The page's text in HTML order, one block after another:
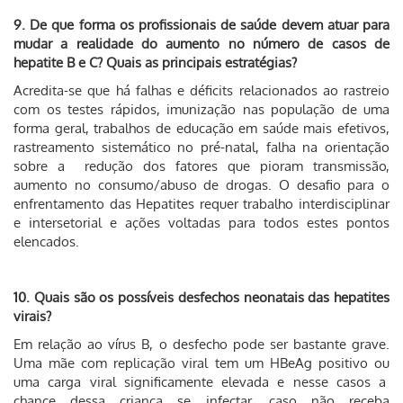
9. De que forma os profissionais de saúde devem atuar para
mudar a realidade do aumento no número de casos de
hepatite B e C? Quais as principais estratégias?
Acredita-se que há falhas e déficits relacionados ao rastreio
com os testes rápidos, imunização nas população de uma
forma geral, trabalhos de educação em saúde mais efetivos,
rastreamento sistemático no pré-natal, falha na orientação
sobre a redução dos fatores que pioram transmissão,
aumento no consumo/abuso de drogas. O desafio para o
enfrentamento das Hepatites requer trabalho interdisciplinar
e intersetorial e ações voltadas para todos estes pontos
elencados.
10. Quais são os possíveis desfechos neonatais das hepatites
virais?
Em relação ao vírus B, o desfecho pode ser bastante grave.
Uma mãe com replicação viral tem um HBeAg positivo ou
uma carga viral significamente elevada e nesse casos a